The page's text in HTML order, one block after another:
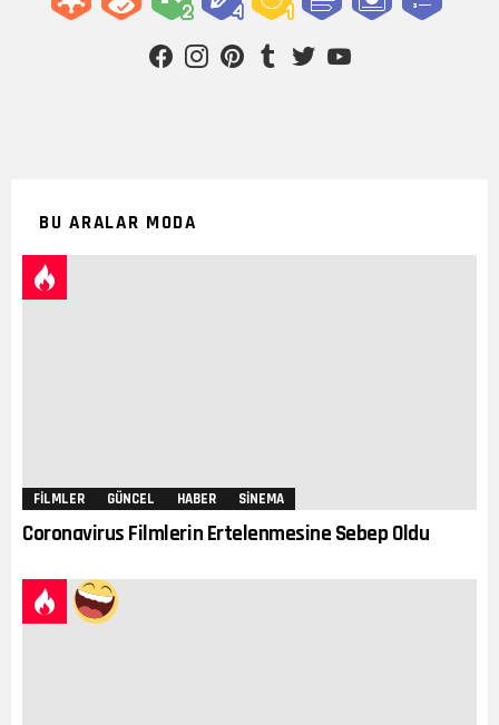
pinterest
BU ARALAR MODA
FILMLER GÜNCEL HABER SINEMA
Coronavirus Filmlerin Ertelenmesine Sebep Oldu